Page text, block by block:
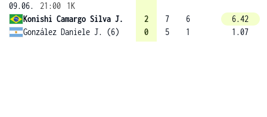
09.06.
21:00
1K
Konishi Camargo Silva J.
González Daniele J. (6)
2
0
7
5
6
1
6.42
1.07